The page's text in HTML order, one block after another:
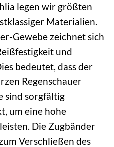
legen wir größten
Materialien.
Gewebe zeichnet sich
und
bedeutet, dass der
Regenschauer
sind sorgfältig
um eine hohe
Die Zugbänder
Verschließen des